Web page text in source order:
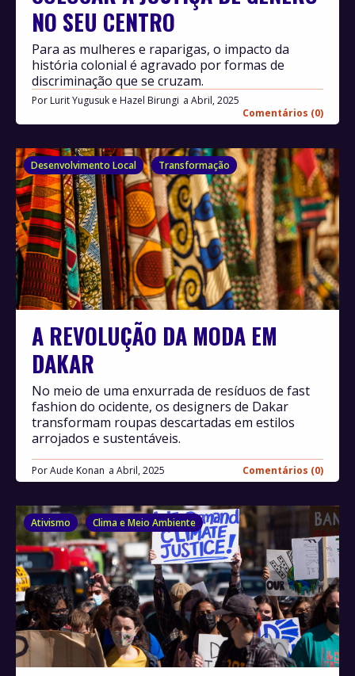
NO SEU CENTRO
Por Lurit Yugusuk e Hazel Birungi
Abril, 2025
Comentários (0)
Para as mulheres e raparigas, o impacto da
história colonial é agravado por formas de
discriminação que se cruzam.
Desenvolvimento Local Transformação
A REVOLUÇÃO DA MODA EM
DAKAR
PorAude Konan Abril, 2025 Comentários (0)
No meio de uma enxurrada de resíduos de fast
fashion do ocidente, os designers de Dakar
transformam roupas descartadas em estilos
arrojados e sustentáveis.
Ativismo Clima e Meio Ambiente